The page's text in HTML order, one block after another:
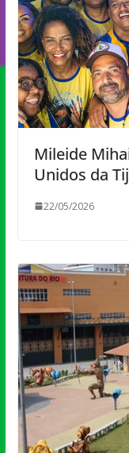
Mileide
Unidos da
22/05/2026